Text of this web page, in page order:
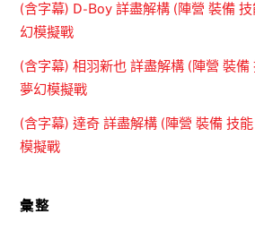
(含字幕) D-Boy 詳盡解構 (陣營 裝備
幻模擬戰
(含字幕) 相羽新也 詳盡解構 (陣營 裝備
夢幻模擬戰
(含字幕) 達奇 詳盡解構 (陣營 裝備 技
模擬戰
彙整